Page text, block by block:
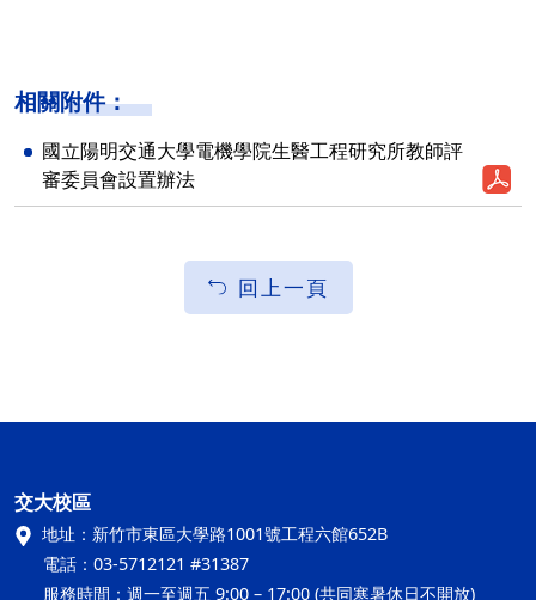
相關附件：
國立陽明交通大學電機學院生醫工程研究所教師評
審委員會設置辦法
回上一頁
交大校區
地址： 新竹市東區大學路1001號工程六館652B
電話： 03-5712121 #31387
服務時間： 週一至週五 9:00 – 17:00 (共同寒暑休日不開放)